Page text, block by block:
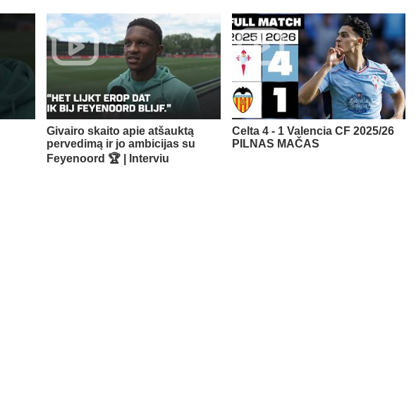
Givairo skaito apie atšauktą
pervedimą ir jo ambicijas su
Feyenoord 🏆 | Interviu
Celta 4 - 1 Valencia CF 2025/26
PILNAS MAČAS